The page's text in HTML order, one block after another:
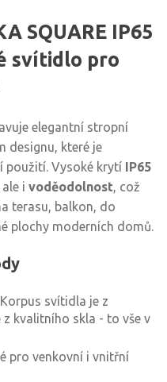
SQUARE IP65
svítidlo pro
elegantní stropní
designu, které je
použití. Vysoké krytí IP65
ale i voděodolnost, což
terasu, balkon, do
plochy moderních domů.
Korpus svítidla je z
kvalitního skla - to vše v
pro venkovní i vnitřní